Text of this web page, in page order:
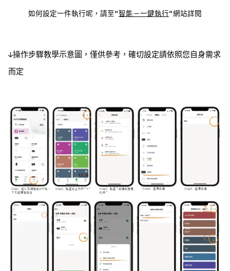
如何設定一件執行呢，請至“智能－一鍵執行“網站詳閱
↓操作步驟教學示意圖，僅供參考，確切設定請依照您自身需求
而定